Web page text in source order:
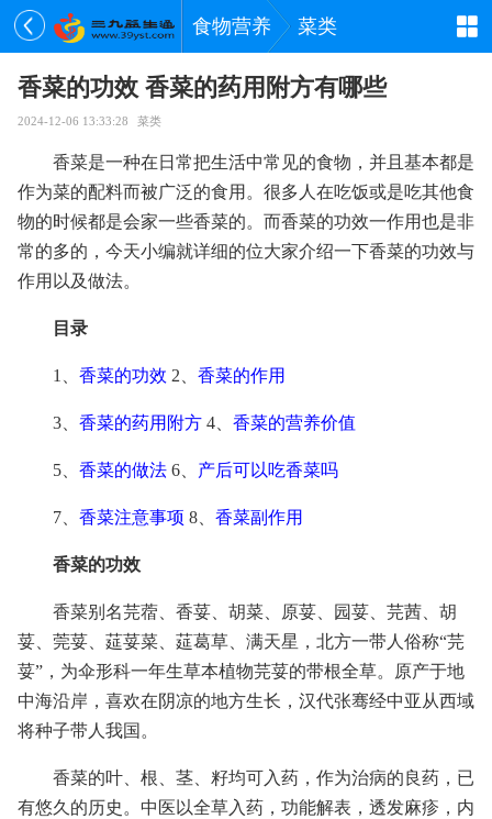
食物营养 菜类
香菜的功效 香菜的药用附方有哪些
2024-12-06 13:33:28 菜类
香菜是一种在日常把生活中常见的食物，并且基本都是
作为菜的配料而被广泛的食用。很多人在吃饭或是吃其他食
物的时候都是会家一些香菜的。而香菜的功效一作用也是非
常的多的，今天小编就详细的位大家介绍一下香菜的功效与
作用以及做法。
目录
1、 香菜的功效 2、 香菜的作用
3、 香菜的药用附方 4、 香菜的营养价值
5、 香菜的做法 6、 产后可以吃香菜吗
7、 香菜注意事项 8、 香菜副作用
香菜的功效
香菜别名芫蓿、香荽、胡菜、原荽、园荽、芫茜、胡
荽、莞荽、莚荽菜、莚葛草、满天星，北方一带人俗称“芫
荽”，为伞形科一年生草本植物芫荽的带根全草。原产于地
中海沿岸，喜欢在阴凉的地方生长，汉代张骞经中亚从西域
将种子带人我国。
香菜的叶、根、茎、籽均可入药，作为治病的良药，已
有悠久的历史。中医以全草入药，功能解表，透发麻疹，内